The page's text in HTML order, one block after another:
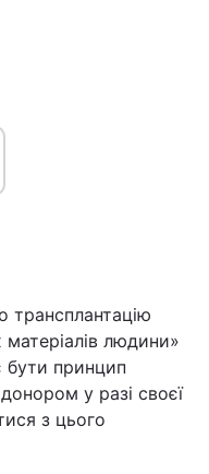
трансплантацію
матеріалів людини»
бути принцип
у разі своєї
з цього